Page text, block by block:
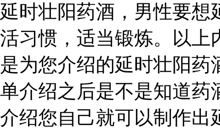
延时壮阳药酒，男性要想
活习惯，适当锻炼。以上
是为您介绍的延时壮阳
单介绍之后是不是知道药
介绍您自己就可以制作出